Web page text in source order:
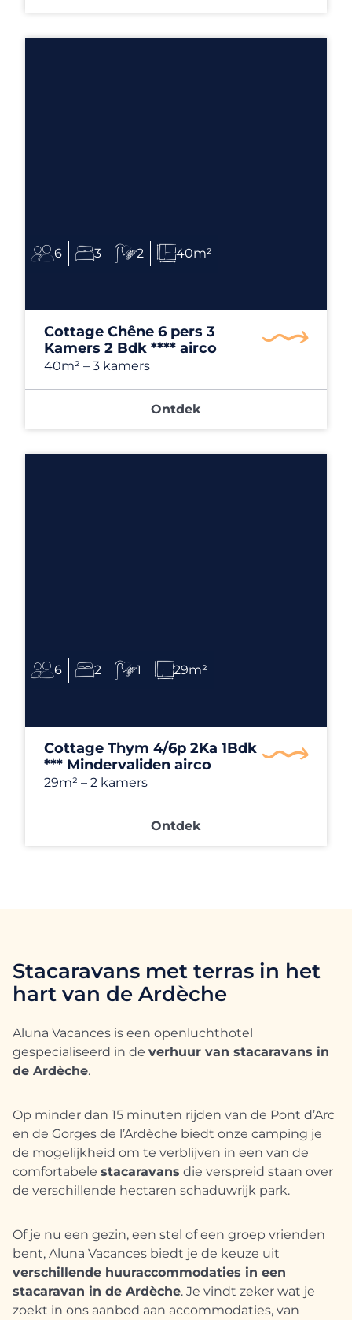
6 3 2 40m²
Cottage Chêne 6 pers 3
Kamers 2 Bdk **** airco
40m² – 3 kamers
Ontdek
6 2 1 29m²
Cottage Thym 4/6p 2Ka 1Bdk
*** Mindervaliden airco
29m² – 2 kamers
Ontdek
Stacaravans met terras in het
hart van de Ardèche
Aluna Vacances is een openluchthotel
gespecialiseerd in de verhuur van stacaravans in
de Ardèche.
Op minder dan 15 minuten rijden van de Pont d’Arc
en de Gorges de l’Ardèche biedt onze camping je
de mogelijkheid om te verblijven in een van de
comfortabele stacaravans die verspreid staan over
de verschillende hectaren schaduwrijk park.
Of je nu een gezin, een stel of een groep vrienden
bent, Aluna Vacances biedt je de keuze uit
verschillende huuraccommodaties in een
stacaravan in de Ardèche. Je vindt zeker wat je
zoekt in ons aanbod aan accommodaties, van